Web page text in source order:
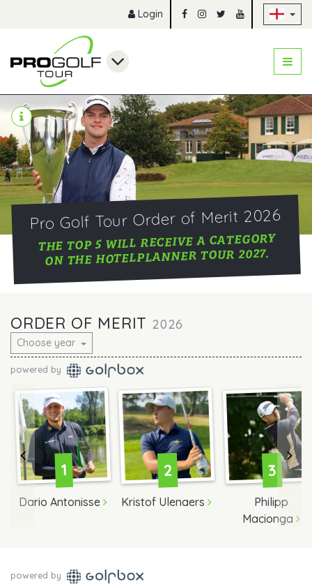
Login
Pro Golf Tour Order of Merit 2026
THE TOP 5 WILL RECEIVE A CATEGORY
ON THE HOTELPLANNER TOUR 2027.
ORDER OF MERIT 2026
Choose year
powered by
1
Dario Antonisse
2
Kristof Ulenaers
3
Philipp
Macionga
Previous Next
powered by